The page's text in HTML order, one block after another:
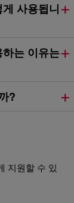
사용됩니
는 이유는
?
지원할 수 있